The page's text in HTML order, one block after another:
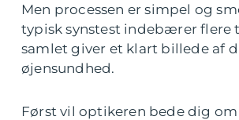
Men processen er simpel og
typisk synstest indebærer flere
samlet giver et klart billede af
øjensundhed.
Først vil optikeren bede dig